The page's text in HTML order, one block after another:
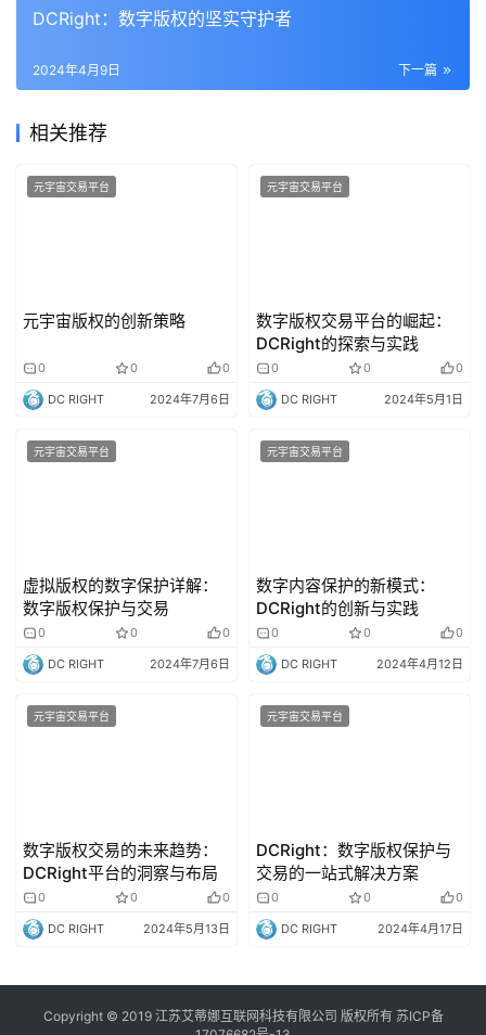
DCRight：数字版权的坚实守护者
下一篇
2024年4月9日
相关推荐
元宇宙交易平台
元宇宙版权的创新策略
0 0 0
DC RIGHT 2024年7月6日
元宇宙交易平台
数字版权交易平台的崛起：
DCRight的探索与实践
0 0 0
DC RIGHT 2024年5月1日
元宇宙交易平台
虚拟版权的数字保护详解：
数字版权保护与交易
0 0 0
DC RIGHT 2024年7月6日
元宇宙交易平台
数字内容保护的新模式：
DCRight的创新与实践
0 0 0
DC RIGHT 2024年4月12日
元宇宙交易平台
数字版权交易的未来趋势：
DCRight平台的洞察与布局
0 0 0
DC RIGHT 2024年5月13日
元宇宙交易平台
DCRight：数字版权保护与
交易的一站式解决方案
0 0 0
DC RIGHT 2024年4月17日
Copyright © 2019 江苏艾蒂娜互联网科技有限公司 版权所有 苏ICP备